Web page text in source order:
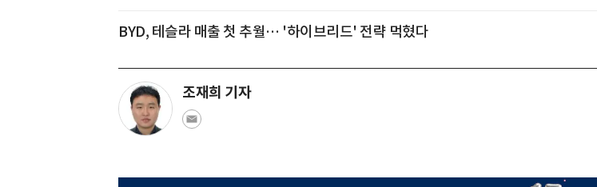
BYD, 테슬라 매출 첫 추월… '하이브리드' 전략 먹혔다
조재희 기자